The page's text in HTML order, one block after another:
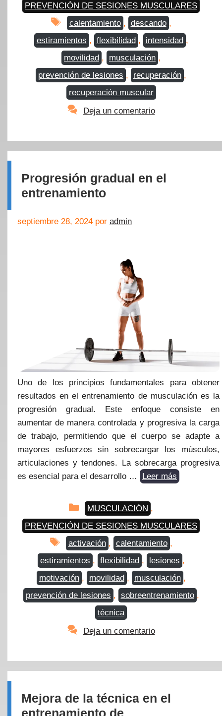
PREVENCIÓN DE SESIONES MUSCULARES
Etiquetas
calentamiento , descando ,
estiramientos , flexibilidad , intensidad ,
movilidad , musculación ,
prevención de lesiones , recuperación ,
recuperación muscular
Deja un comentario
Progresión gradual en el
entrenamiento
septiembre 28, 2024 por admin
Uno de los principios fundamentales para obtener
resultados en el entrenamiento de musculación es la
progresión gradual. Este enfoque consiste en
aumentar de manera controlada y progresiva la carga
de trabajo, permitiendo que el cuerpo se adapte a
mayores esfuerzos sin sobrecargar los músculos,
articulaciones y tendones. La sobrecarga progresiva
es esencial para el desarrollo …
Leer más
Categorías
MUSCULACIÓN ,
PREVENCIÓN DE SESIONES MUSCULARES
Etiquetas
activación , calentamiento ,
estiramientos , flexibilidad , lesiones ,
motivación , movilidad , musculación ,
prevención de lesiones , sobreentrenamiento ,
técnica
Deja un comentario
Mejora de la técnica en el
entrenamiento de